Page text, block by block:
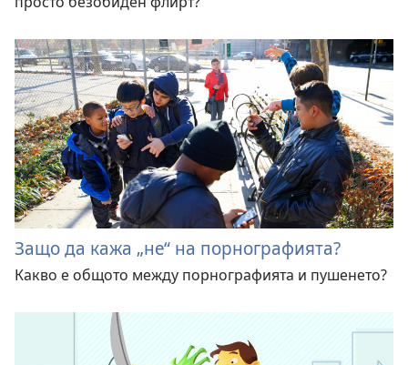
Защо да кажа „не“ на порнографията?
Какво е общото между порнографията и пушенето?